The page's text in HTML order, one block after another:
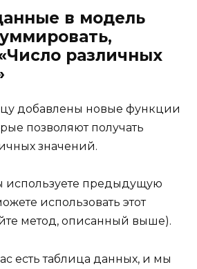
в модель
различных
добавлены новые функции
позволяют получать
значений.
используете предыдущую
использовать этот
метод, описанный выше).
есть таблица данных, и мы